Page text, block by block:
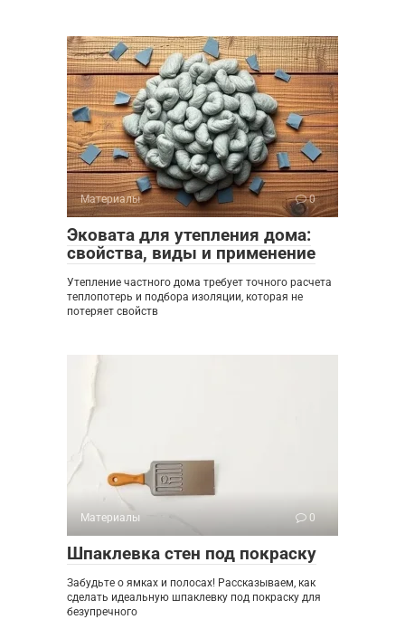
Материалы 0
Эковата для утепления дома:
свойства, виды и применение
Утепление частного дома требует точного расчета
теплопотерь и подбора изоляции, которая не
потеряет свойств
Материалы 0
Шпаклевка стен под покраску
Забудьте о ямках и полосах! Рассказываем, как
сделать идеальную шпаклевку под покраску для
безупречного